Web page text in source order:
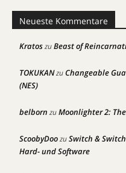
Neueste Kommentare
KratoszuBeast of
TOKUKANzuChangeable
(NES)
belborn zuMoonlighter 2:
ScoobyDoozuSwitch &
Hard- und Software